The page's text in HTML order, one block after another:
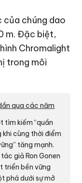
của chúng dao
m. Đặc biệt,
Chromalight
trong môi
qua các năm
tìm kiếm “quần
khi cùng thời điểm
tăng mạnh.
tác giả Ron Gonen
triển bền vững
phá dưới sự mở